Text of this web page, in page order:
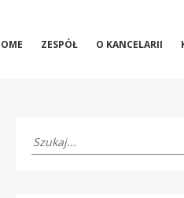
ZESPÓŁ O KANCELARII